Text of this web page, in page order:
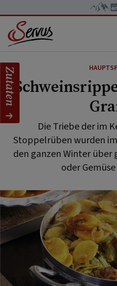
Die Triebe der im
Stoppelrüben wurden
den ganzen Winter
oder
Zutaten